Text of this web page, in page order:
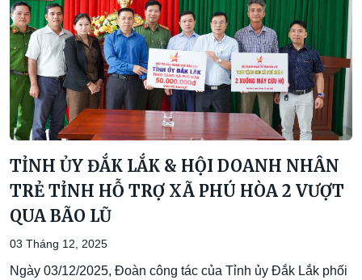
TỈNH ỦY ĐẮK LẮK & HỘI DOANH NHÂN
TRẺ TỈNH HỖ TRỢ XÃ PHÚ HÒA 2 VƯỢT
QUA BÃO LŨ
03 Tháng 12, 2025
Ngày 03/12/2025, Đoàn công tác của Tỉnh ủy Đắk Lắk phối